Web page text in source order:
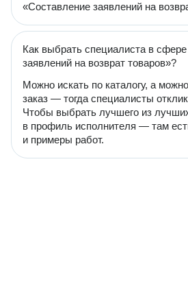
«Составление заявлений на
Как выбрать специалиста в
заявлений на возврат товаров»?
Можно искать по каталогу, а
заказ — тогда специалисты
Чтобы выбрать лучшего из
в профиль исполнителя — там
и примеры работ.